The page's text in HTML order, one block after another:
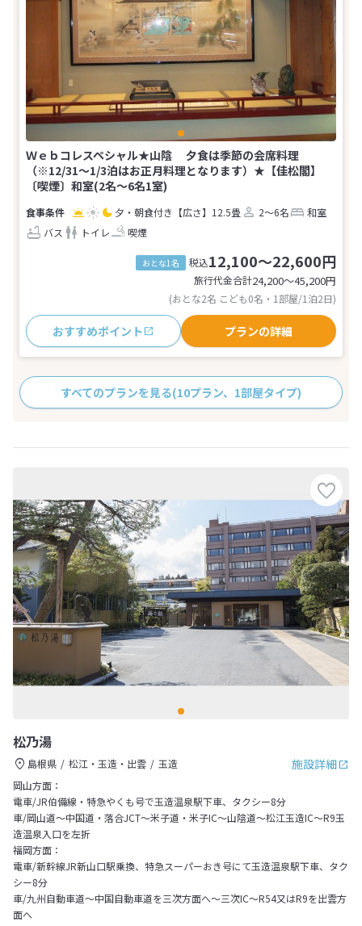
Ｗｅｂコレスペシャル★山陰 夕食は季節の会席料理
（※12/31～1/3泊はお正月料理となります）★【佳松閣】
〔喫煙〕和室(2名～6名1室)
夕・朝食付き 【広さ】12.5畳 2～6名
和室
バス
トイレ 喫煙
おとな1名 税込12,100～22,600円
旅行代金合計24,200〜45,200円
(おとな2名 こども0名・1部屋/1泊2日)
おすすめポイント プランの詳細
すべてのプランを見る(10プラン、1部屋タイプ)
松乃湯
施設詳細
島根県 松江・玉造・出雲
玉造
岡山方面：
電車/JR伯備線・特急やくも号で玉造温泉駅下車、タクシー8分
車/岡山道～中国道・落合JCT～米子道・米子IC～山陰道～松江玉造IC～R9玉
造温泉入口を左折
福岡方面：
電車/新幹線JR新山口駅乗換、特急スーパーおき号にて玉造温泉駅下車、タク
シー8分
車/九州自動車道～中国自動車道を三次方面へ～三次IC～R54又はR9を出雲方
面へ